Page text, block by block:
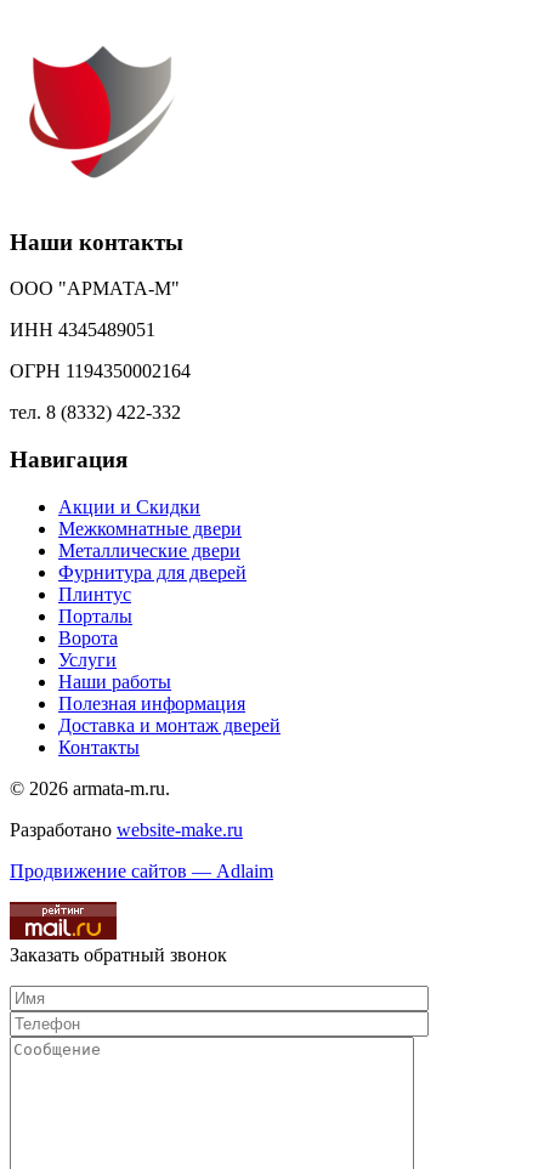
Наши контакты
ООО "АРМАТА-М"
ИНН 4345489051
ОГРН 1194350002164
тел. 8 (8332) 422-332
Навигация
Акции и Скидки
Межкомнатные двери
Металлические двери
Фурнитура для дверей
Плинтус
Порталы
Ворота
Услуги
Наши работы
Полезная информация
Доставка и монтаж дверей
Контакты
© 2026 armata-m.ru.
Разработано website-make.ru
Продвижение сайтов — Adlaim
Заказать обратный звонок